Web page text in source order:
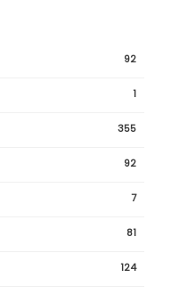
92
1
355
92
7
81
124